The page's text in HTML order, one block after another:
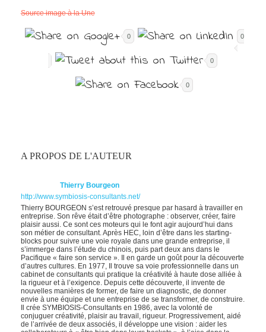
Source image à la Une
0 0
0
0
A PROPOS DE L'AUTEUR
Thierry Bourgeon
http://www.symbiosis-consultants.net/
Thierry BOURGEON s’est retrouvé presque par hasard à travailler en
entreprise. Son rêve était d’être photographe : observer, créer, faire
plaisir aussi. Ce sont ces moteurs qui le font agir aujourd’hui dans
son métier de consultant. Après HEC, loin d’être dans les starting-
blocks pour suivre une voie royale dans une grande entreprise, il
s’immerge dans l’étude du chinois, puis part deux ans dans le
Pacifique « faire son service ». Il en garde un goût pour la découverte
d’autres cultures. En 1977, Il trouve sa voie professionnelle dans un
cabinet de consultants qui pratique la créativité à haute dose alliée à
la rigueur et à l’exigence. Depuis cette découverte, il invente de
nouvelles manières de former, de faire un diagnostic, de donner
envie à une équipe et une entreprise de se transformer, de construire.
Il crée SYMBIOSIS-Consultants en 1986, avec la volonté de
conjuguer créativité, plaisir au travail, rigueur. Progressivement, aidé
de l’arrivée de deux associés, il développe une vision : aider les